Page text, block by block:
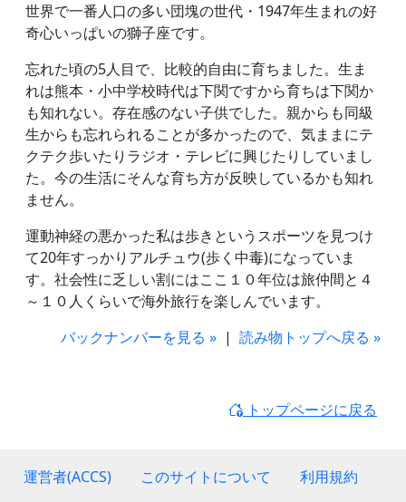
世界で一番人口の多い団塊の世代・1947年生まれの好
奇心いっぱいの獅子座です。
忘れた頃の5人目で、比較的自由に育ちました。生ま
れは熊本・小中学校時代は下関ですから育ちは下関か
も知れない。存在感のない子供でした。親からも同級
生からも忘れられることが多かったので、気ままにテ
クテク歩いたりラジオ・テレビに興じたりしていまし
た。今の生活にそんな育ち方が反映しているかも知れ
ません。
運動神経の悪かった私は歩きというスポーツを見つけ
て20年すっかりアルチュウ(歩く中毒)になっていま
す。社会性に乏しい割にはここ１０年位は旅仲間と４
～１０人くらいで海外旅行を楽しんでいます。
バックナンバーを見る » | 読み物トップへ戻る »
トップページに戻る
運営者(ACCS) このサイトについて
利用規約